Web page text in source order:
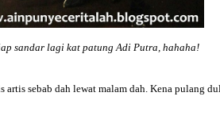
sandar lagi kat patung Adi Putra, hahaha!
sebab dah lewat malam dah. Kena pulang